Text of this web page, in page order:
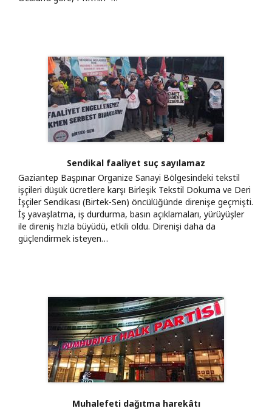
Sendikal faaliyet suç sayılamaz
Gaziantep Başpınar Organize Sanayi Bölgesindeki tekstil
işçileri düşük ücretlere karşı Birleşik Tekstil Dokuma ve Deri
İşçiler Sendikası (Birtek-Sen) öncülüğünde direnişe geçmişti.
İş yavaşlatma, iş durdurma, basın açıklamaları, yürüyüşler
ile direniş hızla büyüdü, etkili oldu. Direnişi daha da
güçlendirmek isteyen…
Muhalefeti dağıtma harekâtı